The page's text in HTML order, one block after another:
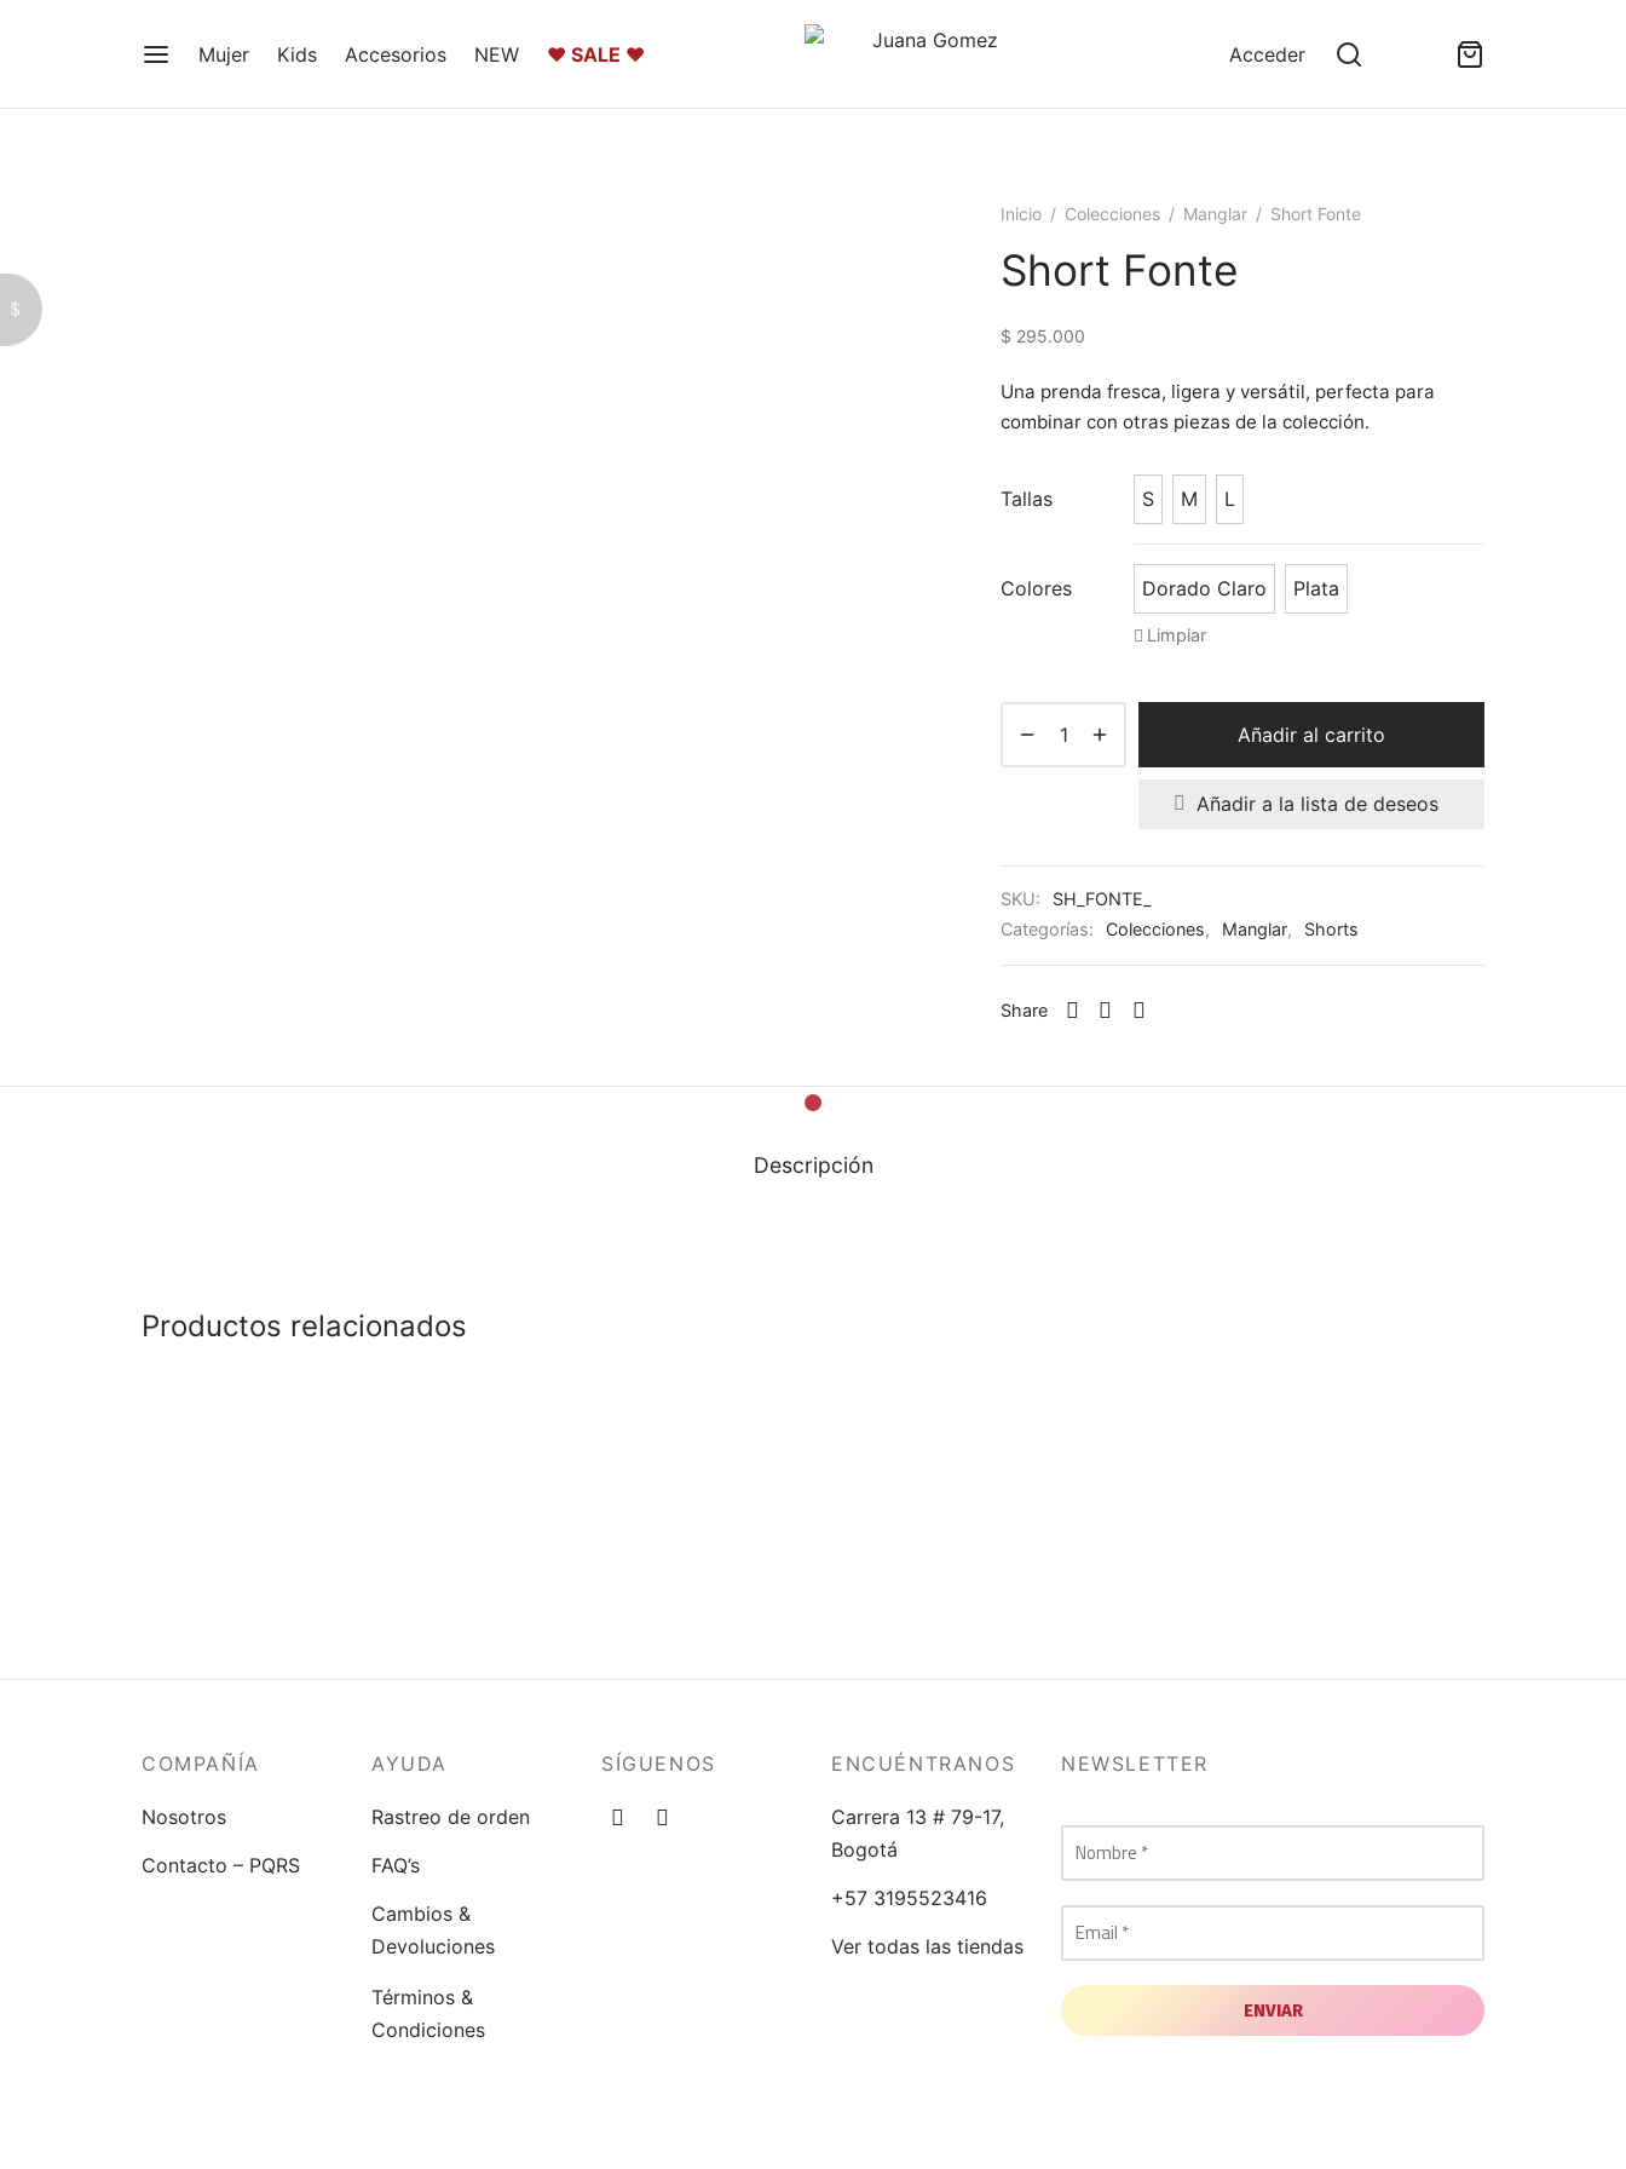
$
Mujer Kids Accesorios NEW ❤️ SALE ❤️ Acceder
Inicio / Colecciones / Manglar / Short Fonte
Short Fonte
$ 295.000
Una prenda fresca, ligera y versátil, perfecta para
combinar con otras piezas de la colección.
Tallas S M L
Colores Dorado Claro Plata
Limpiar
Añadir al carrito
Añadir a la lista de deseos
SKU:
SH_FONTE_
Categorías:
Colecciones, Manglar, Shorts
Share
Descripción
Productos relacionados
COMPAÑÍA
Nosotros
Contacto – PQRS
AYUDA
Rastreo de orden
FAQ’s
Cambios &
Devoluciones
Términos &
Condiciones
SÍGUENOS ENCUÉNTRANOS
Carrera 13 # 79-17,
Bogotá
+57 3195523416
Ver todas las tiendas
NEWSLETTER